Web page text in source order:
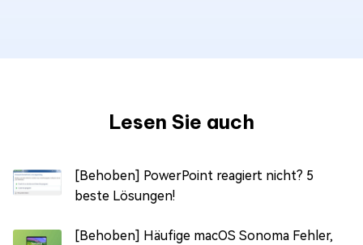
Lesen Sie auch
[Behoben] PowerPoint reagiert nicht? 5
beste Lösungen!
[Behoben] Häufige macOS Sonoma Fehler,